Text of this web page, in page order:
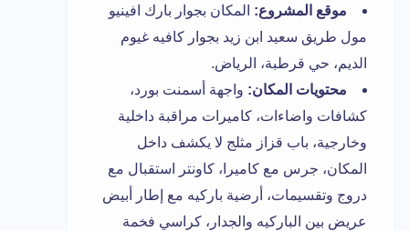
موقع المشروع: المكان بجوار بارك افينيو
مول طريق سعيد ابن زيد بجوار كافيه غيوم
الديم، حي قرطبة، الرياض.
محتويات المكان: واجهة أسمنت بورد،
كشافات واضاءات، كاميرات مراقبة داخلية
وخارجية، باب قزاز مثلج لا يكشف داخل
المكان، جرس مع كاميرا، كاونتر استقبال مع
دروج وتقسيمات، أرضية باركيه مع إطار أبيض
عريض بين الباركيه والجدار، كراسي فخمة